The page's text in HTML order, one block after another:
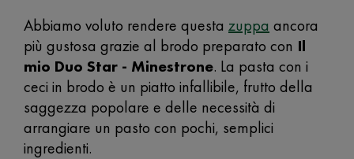
Abbiamo voluto rendere questa zuppa ancora
più gustosa grazie al brodo preparato con Il
mio Duo Star - Minestrone. La pasta con i
ceci in brodo è un piatto infallibile, frutto della
saggezza popolare e delle necessità di
arrangiare un pasto con pochi, semplici
ingredienti.